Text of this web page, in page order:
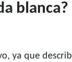
blanca?
ya que